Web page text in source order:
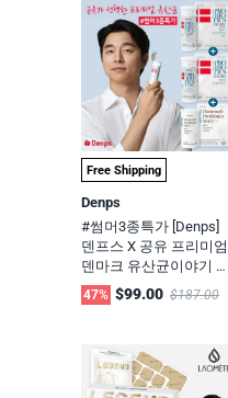
Free Shipping
Denps
#썸머3종특가 [Denps]
덴프스 X 공유 프리미엄
덴마크 유산균이야기 프
로 1박스 + 유산균이야기
1박스 + 다이어트 1박스
47% $99.00 $187.00